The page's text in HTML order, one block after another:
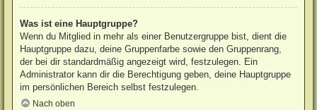
Was ist eine Hauptgruppe?
Wenn du Mitglied in mehr als einer Benutzergruppe bist, dient die
Hauptgruppe dazu, deine Gruppenfarbe sowie den Gruppenrang,
der bei dir standardmäßig angezeigt wird, festzulegen. Ein
Administrator kann dir die Berechtigung geben, deine Hauptgruppe
im persönlichen Bereich selbst festzulegen.
Nach oben